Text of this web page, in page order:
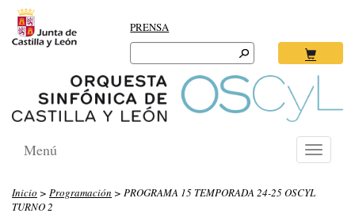
PRENSA
Search
for:
Toggle
Menú
Inicio > Programación > PROGRAMA 15 TEMPORADA 24-25 OSCYL
TURNO 2